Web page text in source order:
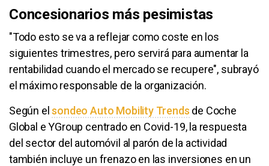
Concesionarios más pesimistas
"Todo esto se va a reflejar como coste en los
siguientes trimestres, pero servirá para aumentar la
rentabilidad cuando el mercado se recupere", subrayó
el máximo responsable de la organización.
Según elsondeo Auto Mobility Trends de Coche
Global e YGroup centrado en Covid-19, la respuesta
del sector del automóvil al parón de la actividad
también incluye un frenazo en las inversiones en un